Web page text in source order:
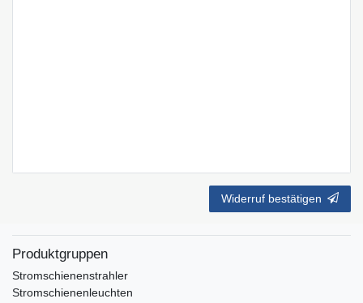
Widerruf bestätigen
Produktgruppen
Stromschienenstrahler
Stromschienenleuchten